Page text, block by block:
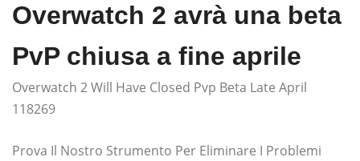
Overwatch 2 avrà una beta
PvP chiusa a fine aprile
Overwatch 2 Will Have Closed Pvp Beta Late April
118269
Prova Il Nostro Strumento Per Eliminare I Problemi